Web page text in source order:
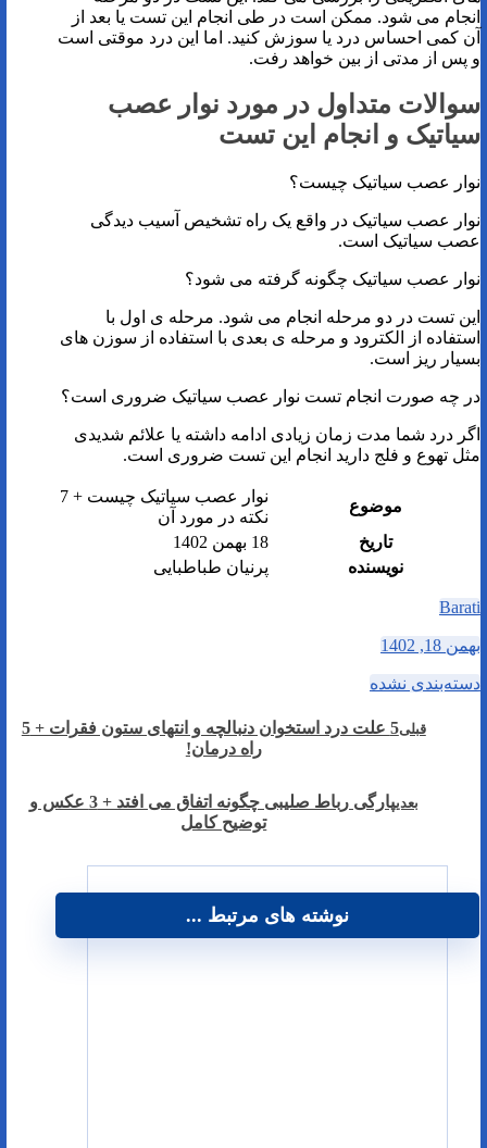
انجام می شود. ممکن است در طی انجام این تست یا بعد از
آن کمی احساس درد یا سوزش کنید. اما این درد موقتی است
و پس از مدتی از بین خواهد رفت.
سوالات متداول در مورد نوار عصب
سیاتیک و انجام این تست
نوار عصب سیاتیک چیست؟
نوار عصب سیاتیک در واقع یک راه تشخیص آسیب دیدگی
عصب سیاتیک است.
نوار عصب سیاتیک چگونه گرفته می شود؟
این تست در دو مرحله انجام می شود. مرحله ی اول با
استفاده از الکترود و مرحله ی بعدی با استفاده از سوزن های
بسیار ریز است.
در چه صورت انجام تست نوار عصب سیاتیک ضروری است؟
اگر درد شما مدت زمان زیادی ادامه داشته یا علائم شدیدی
مثل تهوع و فلج دارید انجام این تست ضروری است.
موضوع
نوار عصب سیاتیک چیست + 7
نکته در مورد آن
تاریخ
18 بهمن 1402
نویسنده
پرنیان طباطبایی
Barati
بهمن 18, 1402
دسته‌بندی نشده
قبلی
5 علت درد استخوان دنبالچه و انتهای ستون فقرات + 5
راه درمان!
بعدی
پارگی رباط صلیبی چگونه اتفاق می افتد + 3 عکس و
توضیح کامل
نوشته های مرتبط ...